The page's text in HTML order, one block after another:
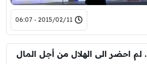
2015/02/11 - 06:07
لم احضر الى الهلال من أجل المال